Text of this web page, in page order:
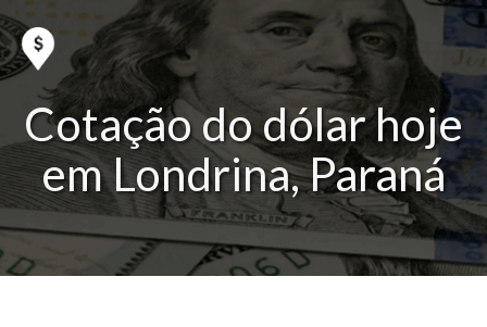
Cotação do dólar hoje
em Londrina, Paraná